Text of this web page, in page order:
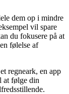
dem op i mindre
vil spare
du fokusere på at
følelse af
regneark, en app
at følge din